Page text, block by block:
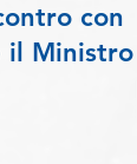
con
il Ministro